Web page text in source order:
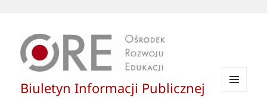
Biuletyn Informacji Publicznej